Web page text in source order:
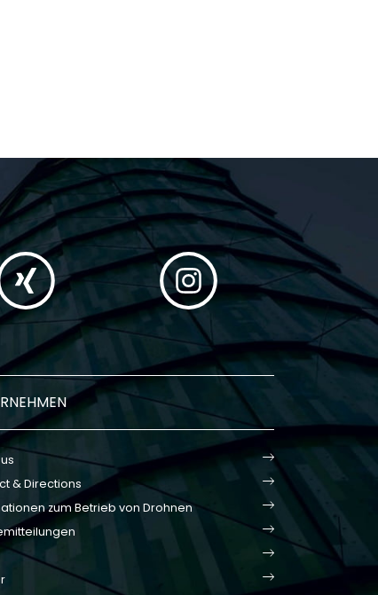
& Directions
zum Betrieb von Drohnen